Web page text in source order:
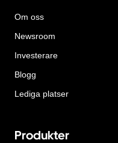
Om oss
Newsroom
Investerare
Blogg
Lediga platser
Produkter